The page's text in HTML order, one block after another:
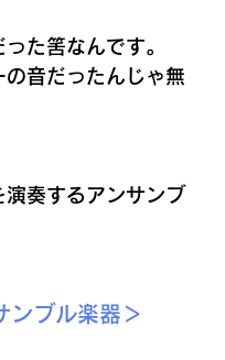
た筈なんです。
音だったんじゃ無
奏するアンサンブ
ンブル楽器＞